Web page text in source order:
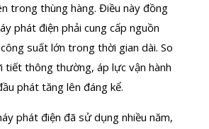
trong thùng hàng. Điều này đồng
phát điện phải cung cấp nguồn
suất lớn trong thời gian dài. So
tiết thông thường, áp lực vận hành
phát tăng lên đáng kể.
phát điện đã sử dụng nhiều năm,